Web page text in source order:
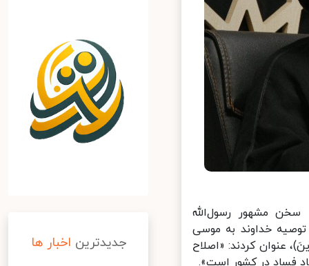
مشهور رسول‌الله
خداوند به موسی
عنوان کردند: «اصلاح
فساد در کشور است».
جدیدترین اخبار ها